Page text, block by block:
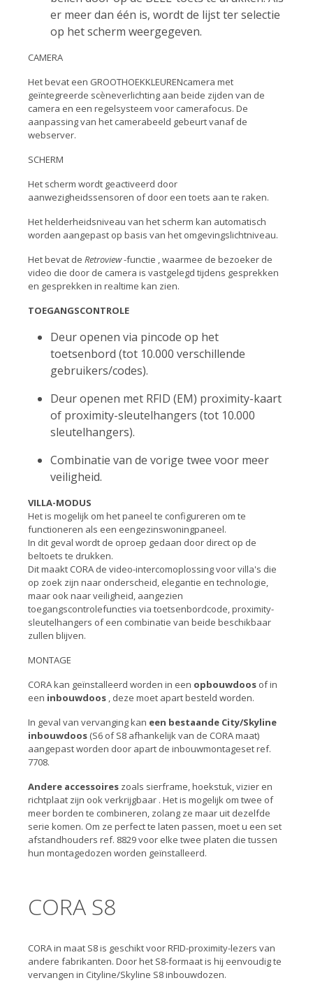
er meer dan één is, wordt de lijst ter selectie
op het scherm weergegeven.
CAMERA
Het bevat een GROOTHOEKKLEURENcamera met
geïntegreerde scèneverlichting aan beide zijden van de
camera en een regelsysteem voor camerafocus. De
aanpassing van het camerabeeld gebeurt vanaf de
webserver.
SCHERM
Het scherm wordt geactiveerd door
aanwezigheidssensoren of door een toets aan te raken.
Het helderheidsniveau van het scherm kan automatisch
worden aangepast op basis van het omgevingslichtniveau.
Het bevat de Retroview-functie , waarmee de bezoeker de
video die door de camera is vastgelegd tijdens gesprekken
en gesprekken in realtime kan zien.
TOEGANGSCONTROLE
Deur openen via pincode op het
toetsenbord (tot 10.000 verschillende
gebruikers/codes).
Deur openen met RFID (EM) proximity-kaart
of proximity-sleutelhangers (tot 10.000
sleutelhangers).
Combinatie van de vorige twee voor meer
veiligheid.
VILLA-MODUS
Het is mogelijk om het paneel te configureren om te
functioneren als een eengezinswoningpaneel.
In dit geval wordt de oproep gedaan door direct op de
beltoets te drukken.
Dit maakt CORA de video-intercomoplossing voor villa's die
op zoek zijn naar onderscheid, elegantie en technologie,
maar ook naar veiligheid, aangezien
toegangscontrolefuncties via toetsenbordcode, proximity-
sleutelhangers of een combinatie van beide beschikbaar
zullen blijven.
MONTAGE
CORA kan geïnstalleerd worden in een opbouwdoos of in
een inbouwdoos , deze moet apart besteld worden.
In geval van vervangingkan een bestaande City/Skyline
inbouwdoos (S6 of S8 afhankelijk van de CORA maat)
aangepast worden door apart de inbouwmontageset ref.
7708.
Andere accessoires zoals sierframe, hoekstuk, vizier en
richtplaat zijn ook verkrijgbaar . Het is mogelijk om twee of
meer borden te combineren, zolang ze maar uit dezelfde
serie komen. Om ze perfect te laten passen, moet u een set
afstandhouders ref. 8829 voor elke twee platen die tussen
hun montagedozen worden geïnstalleerd.
CORA S8
CORA in maat S8 is geschikt voor RFID-proximity-lezers van
andere fabrikanten. Door het S8-formaat is hij eenvoudig te
vervangen in Cityline/Skyline S8 inbouwdozen.